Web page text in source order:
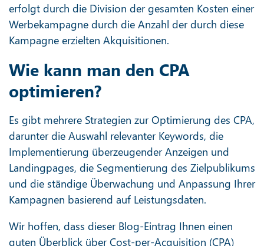
erfolgt durch die Division der gesamten Kosten einer
Werbekampagne durch die Anzahl der durch diese
Kampagne erzielten Akquisitionen.
Wie kann man den CPA
optimieren?
Es gibt mehrere Strategien zur Optimierung des CPA,
darunter die Auswahl relevanter Keywords, die
Implementierung überzeugender Anzeigen und
Landingpages, die Segmentierung des Zielpublikums
und die ständige Überwachung und Anpassung Ihrer
Kampagnen basierend auf Leistungsdaten.
Wir hoffen, dass dieser Blog-Eintrag Ihnen einen
guten Überblick über Cost-per-Acquisition (CPA)